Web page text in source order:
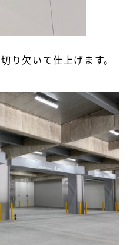
り欠いて仕上げます。